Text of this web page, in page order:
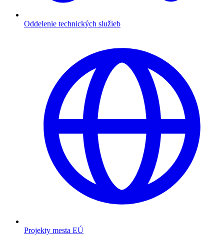
Oddelenie technických služieb
Projekty mesta EÚ